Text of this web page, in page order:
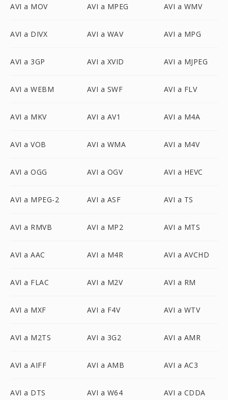
AVI a MOV AVI a MPEG AVI a WMV
AVI a DIVX AVI a WAV AVI a MPG
AVI a 3GP AVI a XVID AVI a MJPEG
AVI a WEBM AVI a SWF AVI a FLV
AVI a MKV AVI a AV1 AVI a M4A
AVI a VOB AVI a WMA AVI a M4V
AVI a OGG AVI a OGV AVI a HEVC
AVI a MPEG-2 AVI a ASF AVI a TS
AVI a RMVB AVI a MP2 AVI a MTS
AVI a AAC AVI a M4R AVI a AVCHD
AVI a FLAC AVI a M2V AVI a RM
AVI a MXF AVI a F4V AVI a WTV
AVI a M2TS AVI a 3G2 AVI a AMR
AVI a AIFF AVI a AMB AVI a AC3
AVI a DTS AVI a W64 AVI a CDDA